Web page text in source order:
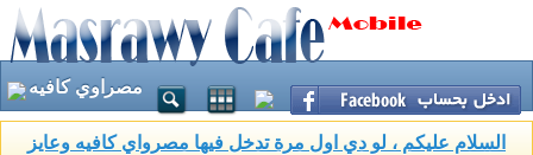
مصراوي كافيه
السلام عليكم ، لو دي اول مرة تدخل فيها مصرواي كافيه وعايز